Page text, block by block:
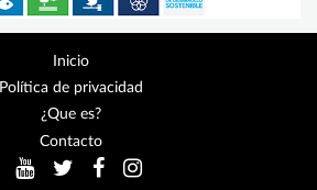
Inicio
Política de privacidad
¿Que es?
Contacto